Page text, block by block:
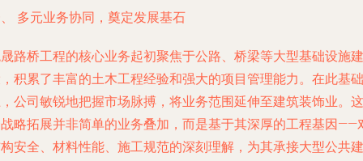
多元业务协同，奠定发展基石
路桥工程的核心业务起初聚焦于公路、桥梁等大型基础设施建
积累了丰富的土木工程经验和强大的项目管理能力。在此基础
公司敏锐地把握市场脉搏，将业务范围延伸至建筑装饰业。这
略拓展并非简单的业务叠加，而是基于其深厚的工程基因——
安全、材料性能、施工规范的深刻理解，为其承接大型公共建